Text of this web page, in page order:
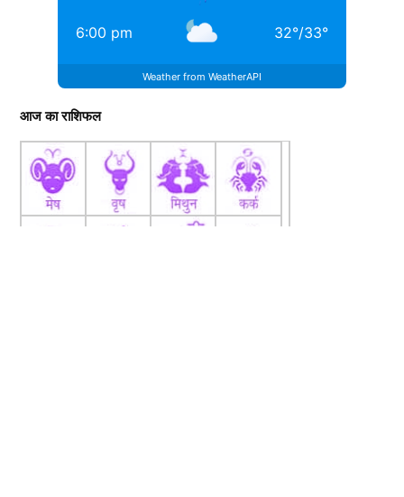
6:00 pm 32°/33°
Weather from WeatherAPI
आज का राशिफल